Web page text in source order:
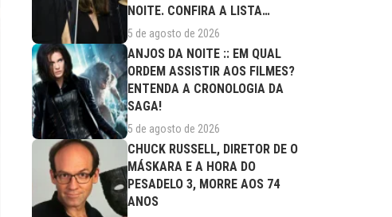
NOITE. CONFIRA A LISTA
COMPLETA DE...
5 de agosto de 2026
ANJOS DA NOITE :: EM QUAL
ORDEM ASSISTIR AOS FILMES?
ENTENDA A CRONOLOGIA DA
SAGA!
5 de agosto de 2026
CHUCK RUSSELL, DIRETOR DE O
MÁSKARA E A HORA DO
PESADELO 3, MORRE AOS 74
ANOS